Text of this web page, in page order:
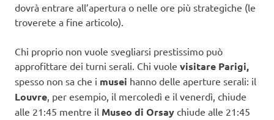
dovrà entrare all’apertura o nelle ore più strategiche (le
troverete a fine articolo).
Chi proprio non vuole svegliarsi prestissimo può
approfittare dei turni serali. Chi vuole visitare Parigi,
spesso non sa che i musei hanno delle aperture serali: il
Louvre, per esempio, il mercoledì e il venerdì, chiude
alle 21:45 mentre il Museo di Orsay chiude alle 21:45